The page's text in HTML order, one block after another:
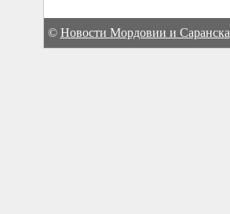
© Новости Мордовии и Саранска